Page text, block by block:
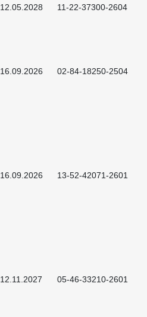
12.05.2028 11-22-37300-2604
16.09.2026 02-84-18250-2504
16.09.2026 13-52-42071-2601
12.11.2027 05-46-33210-2601